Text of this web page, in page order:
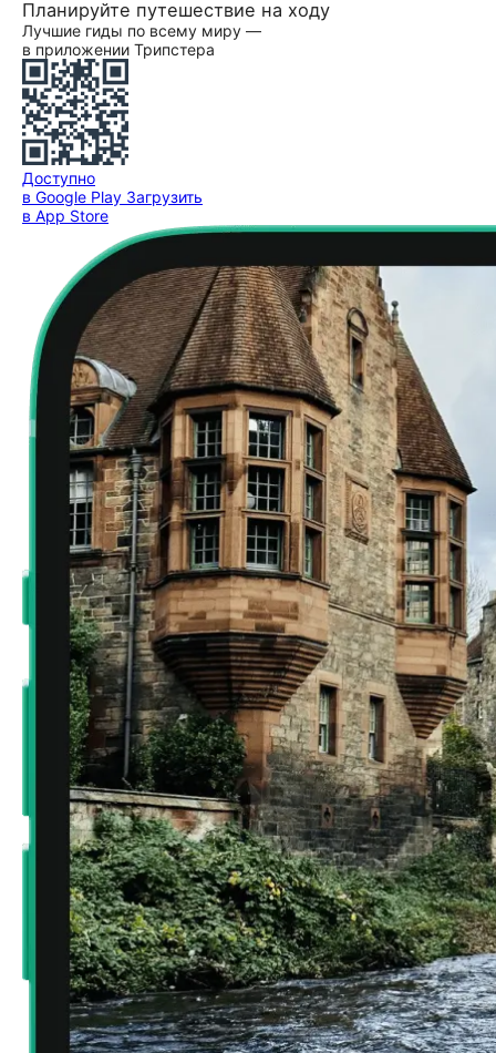
Планируйте путешествие на ходу
Лучшие гиды по всему миру —
в приложении Трипстера
Доступно
в Google Play Загрузить
в App Store